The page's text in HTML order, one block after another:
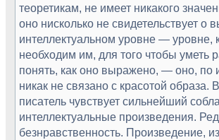
теоретикам, не имеет никакого
оно нисколько не свидетельствует о
интеллектуальном уровне — уровне,
необходим им, для того чтобы уметь
понять, как оно выражено, — оно, по
никак не связано с красотой образа.
писатель чувствует сильнейший
интеллектуальные произведения.
безнравственность. Произведение,